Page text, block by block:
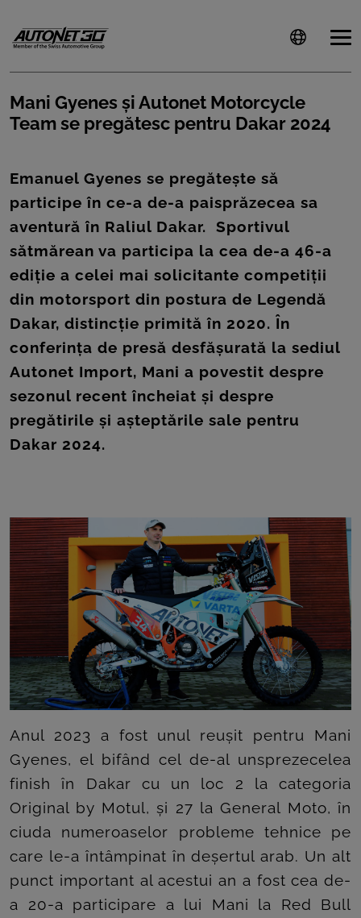
CLIENTI
CARIERE
DOCUMENTE
UTILE
CSR
PRESS
ROOM
CONTACT
Mani Gyenes și Autonet Motorcycle
Team se pregătesc pentru Dakar 2024
Emanuel Gyenes se pregătește să
participe în ce-a de-a paisprăzecea sa
aventură în Raliul Dakar. Sportivul
sătmărean va participa la cea de-a 46-a
ediție a celei mai solicitante competiții
din motorsport din postura de Legendă
Dakar, distincție primită în 2020. În
conferința de presă desfășurată la sediul
Autonet Import, Mani a povestit despre
sezonul recent încheiat și despre
pregătirile și așteptările sale pentru
Dakar 2024.
Anul 2023 a fost unul reușit pentru Mani
Gyenes, el bifând cel de-al unsprezecelea
finish în Dakar cu un loc 2 la categoria
Original by Motul, și 27 la General Moto, în
ciuda numeroaselor probleme tehnice pe
care le-a întâmpinat în deșertul arab. Un alt
punct important al acestui an a fost cea de-
a 20-a participare a lui Mani la Red Bull